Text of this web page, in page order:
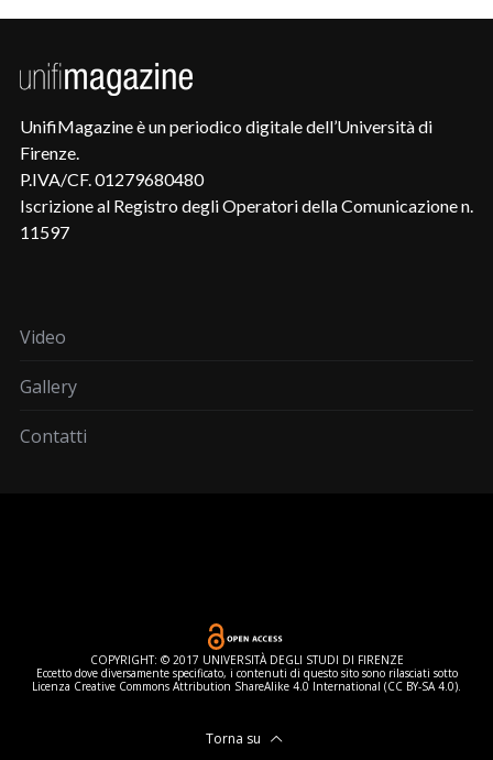
UnifiMagazine è un periodico digitale dell’Università di
Firenze.
P.IVA/CF. 01279680480
Iscrizione al Registro degli Operatori della Comunicazione n.
11597
Video
Gallery
Contatti
COPYRIGHT: © 2017 UNIVERSITÀ DEGLI STUDI DI FIRENZE
Eccetto dove diversamente specificato, i contenuti di questo sito sono rilasciati sotto
Licenza Creative Commons Attribution ShareAlike 4.0 International (CC BY-SA 4.0).
Torna su